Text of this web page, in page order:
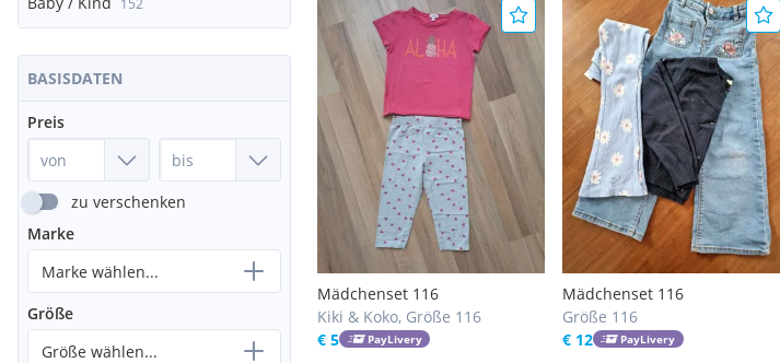
152
BASISDATEN
Preis
zu verschenken
Marke
Marke wählen...
Größe
Größe wählen...
Mädchenset 116
Kiki & Koko, Größe 116
€ 5
PayLivery
Mädchenset 116
Größe 116
€ 12
PayLivery